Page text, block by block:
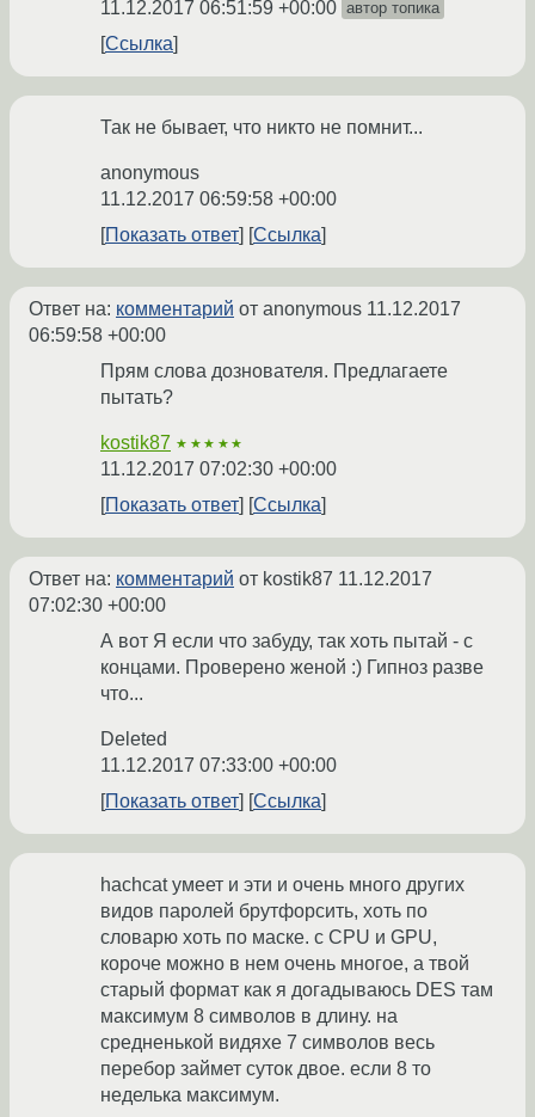
11.12.2017 06:51:59 +00:00 автор топика
Ссылка
Так не бывает, что никто не помнит...
anonymous
11.12.2017 06:59:58 +00:00
Показать ответ
Ссылка
Ответ на: комментарий от anonymous 11.12.2017
06:59:58 +00:00
Прям слова дознователя. Предлагаете
пытать?
kostik87 ★★★★★
11.12.2017 07:02:30 +00:00
Показать ответ
Ссылка
Ответ на: комментарий от kostik87 11.12.2017
07:02:30 +00:00
А вот Я если что забуду, так хоть пытай - с
концами. Проверено женой :) Гипноз разве
что...
Deleted
11.12.2017 07:33:00 +00:00
Показать ответ
Ссылка
hachcat умеет и эти и очень много других
видов паролей брутфорсить, хоть по
словарю хоть по маске. с CPU и GPU,
короче можно в нем очень многое, а твой
старый формат как я догадываюсь DES там
максимум 8 символов в длину. на
средненькой видяхе 7 символов весь
перебор займет суток двое. если 8 то
неделька максимум.